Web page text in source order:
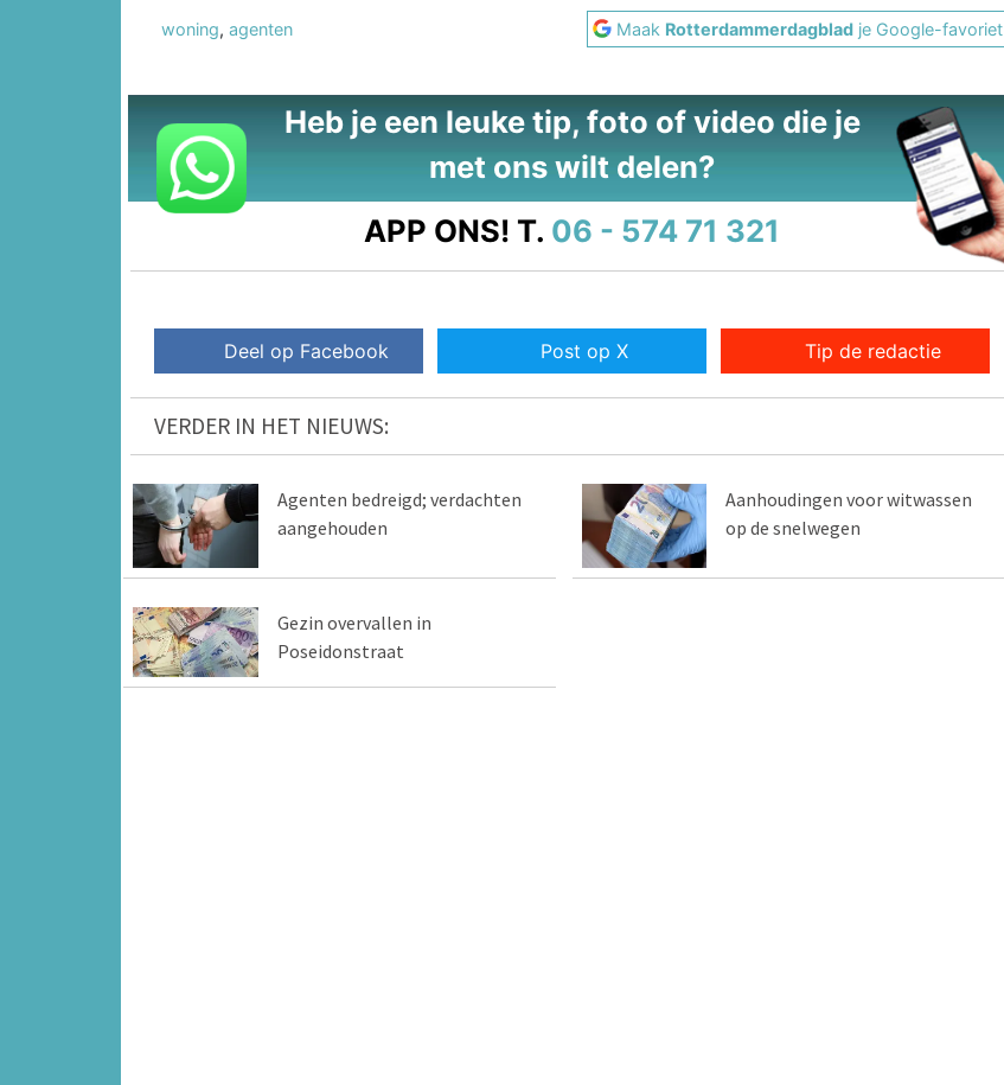
woning, agenten Maak Rotterdammerdagblad je Google-favoriet
Heb je een leuke tip, foto of video die je
met ons wilt delen?
APP ONS! T. 06 - 574 71 321
Deel op Facebook Post op X Tip de redactie
VERDER IN HET NIEUWS:
Agenten bedreigd; verdachten
aangehouden
Aanhoudingen voor witwassen
op de snelwegen
Gezin overvallen in
Poseidonstraat